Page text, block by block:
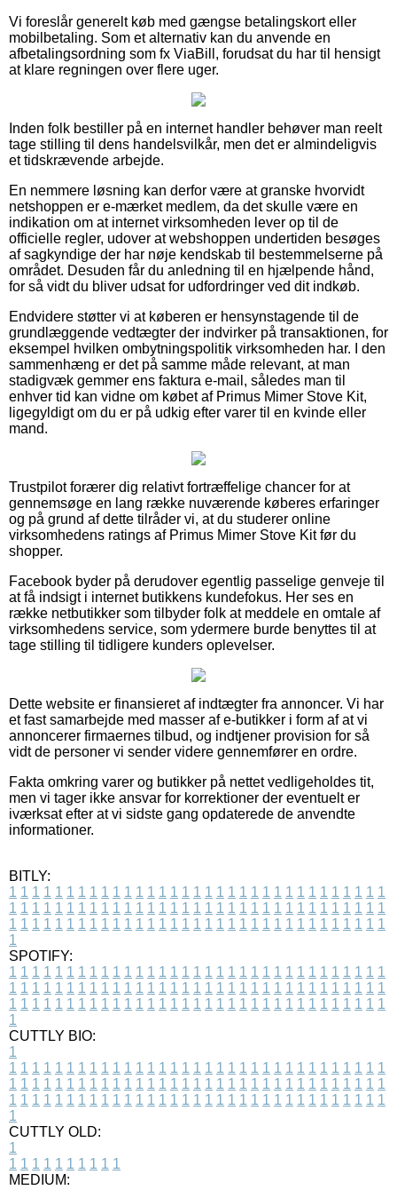
Vi foreslår generelt køb med gængse betalingskort eller
mobilbetaling. Som et alternativ kan du anvende en
afbetalingsordning som fx ViaBill, forudsat du har til hensigt
at klare regningen over flere uger.
Inden folk bestiller på en internet handler behøver man reelt
tage stilling til dens handelsvilkår, men det er almindeligvis
et tidskrævende arbejde.
En nemmere løsning kan derfor være at granske hvorvidt
netshoppen er e-mærket medlem, da det skulle være en
indikation om at internet virksomheden lever op til de
officielle regler, udover at webshoppen undertiden besøges
af sagkyndige der har nøje kendskab til bestemmelserne på
området. Desuden får du anledning til en hjælpende hånd,
for så vidt du bliver udsat for udfordringer ved dit indkøb.
Endvidere støtter vi at køberen er hensynstagende til de
grundlæggende vedtægter der indvirker på transaktionen, for
eksempel hvilken ombytningspolitik virksomheden har. I den
sammenhæng er det på samme måde relevant, at man
stadigvæk gemmer ens faktura e-mail, således man til
enhver tid kan vidne om købet af Primus Mimer Stove Kit,
ligegyldigt om du er på udkig efter varer til en kvinde eller
mand.
Trustpilot forærer dig relativt fortræffelige chancer for at
gennemsøge en lang række nuværende køberes erfaringer
og på grund af dette tilråder vi, at du studerer online
virksomhedens ratings af Primus Mimer Stove Kit før du
shopper.
Facebook byder på derudover egentlig passelige genveje til
at få indsigt i internet butikkens kundefokus. Her ses en
række netbutikker som tilbyder folk at meddele en omtale af
virksomhedens service, som ydermere burde benyttes til at
tage stilling til tidligere kunders oplevelser.
Dette website er finansieret af indtægter fra annoncer. Vi har
et fast samarbejde med masser af e-butikker i form af at vi
annoncerer firmaernes tilbud, og indtjener provision for så
vidt de personer vi sender videre gennemfører en ordre.
Fakta omkring varer og butikker på nettet vedligeholdes tit,
men vi tager ikke ansvar for korrektioner der eventuelt er
iværksat efter at vi sidste gang opdaterede de anvendte
informationer.
BITLY:
1 1 1 1 1 1 1 1 1 1 1 1 1 1 1 1 1 1 1 1 1 1 1 1 1 1 1 1 1 1 1 1 1
1 1 1 1 1 1 1 1 1 1 1 1 1 1 1 1 1 1 1 1 1 1 1 1 1 1 1 1 1 1 1 1 1
1 1 1 1 1 1 1 1 1 1 1 1 1 1 1 1 1 1 1 1 1 1 1 1 1 1 1 1 1 1 1 1 1
1
SPOTIFY:
1 1 1 1 1 1 1 1 1 1 1 1 1 1 1 1 1 1 1 1 1 1 1 1 1 1 1 1 1 1 1 1 1
1 1 1 1 1 1 1 1 1 1 1 1 1 1 1 1 1 1 1 1 1 1 1 1 1 1 1 1 1 1 1 1 1
1 1 1 1 1 1 1 1 1 1 1 1 1 1 1 1 1 1 1 1 1 1 1 1 1 1 1 1 1 1 1 1 1
1
CUTTLY BIO:
1
1 1 1 1 1 1 1 1 1 1 1 1 1 1 1 1 1 1 1 1 1 1 1 1 1 1 1 1 1 1 1 1 1
1 1 1 1 1 1 1 1 1 1 1 1 1 1 1 1 1 1 1 1 1 1 1 1 1 1 1 1 1 1 1 1 1
1 1 1 1 1 1 1 1 1 1 1 1 1 1 1 1 1 1 1 1 1 1 1 1 1 1 1 1 1 1 1 1 1
1
CUTTLY OLD:
1
1 1 1 1 1 1 1 1 1 1
MEDIUM: